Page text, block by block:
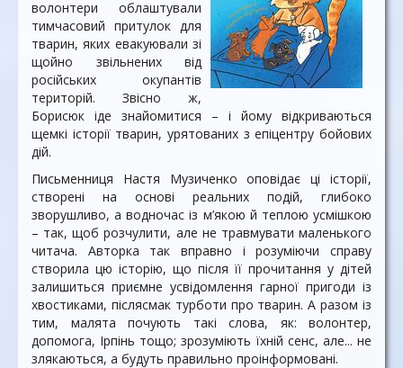
волонтери облаштували
тимчасовий притулок для
тварин, яких евакуювали зі
щойно звільнених від
російських окупантів
територій. Звісно ж,
Борисюк іде знайомитися – і йому відкриваються
щемкі історії тварин, урятованих з епіцентру бойових
дій.
Письменниця Настя Музиченко оповідає ці історії,
створені на основі реальних подій, глибоко
зворушливо, а водночас із м’якою й теплою усмішкою
– так, щоб розчулити, але не травмувати маленького
читача. Авторка так вправно і розуміючи справу
створила цю історію, що після її прочитання у дітей
залишиться приємне усвідомлення гарної пригоди із
хвостиками, післясмак турботи про тварин. А разом із
тим, малята почують такі слова, як: волонтер,
допомога, Ірпінь тощо; зрозуміють їхній сенс, але... не
злякаються, а будуть правильно проінформовані.